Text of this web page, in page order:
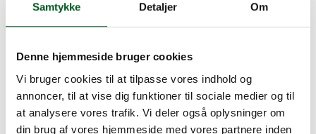
Samtykke Detaljer Om
Denne hjemmeside bruger cookies
Vi bruger cookies til at tilpasse vores indhold og
annoncer, til at vise dig funktioner til sociale medier og til
at analysere vores trafik. Vi deler også oplysninger om
din brug af vores hjemmeside med vores partnere inden
Adgangsregler er et
brandvarmt emne
"Vi må have Bonderøven til at vise, hvor slemt det
er for dyrene og naturen, når man smider skrald",
lød et af forslagene til det medlemsmøde om
adgangsregler i den private skov, som Sektionen